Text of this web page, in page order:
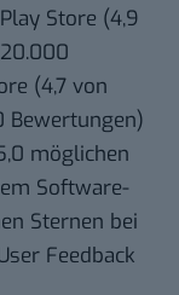
Store (4,9
(4,7 von
Bewertungen)
möglichen
Software-
Sternen bei
Feedback